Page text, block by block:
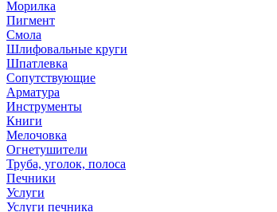
Морилка
Пигмент
Смола
Шлифовальные круги
Шпатлевка
Сопутствующие
Арматура
Инструменты
Книги
Мелочовка
Огнетушители
Труба, уголок, полоса
Печники
Услуги
Услуги печника